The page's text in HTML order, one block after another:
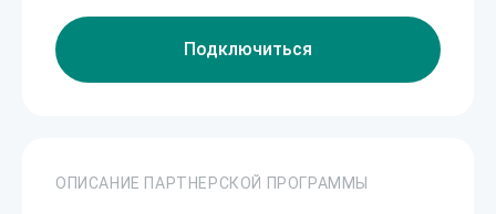
Подключиться
ОПИСАНИЕ ПАРТНЕРСКОЙ ПРОГРАММЫ